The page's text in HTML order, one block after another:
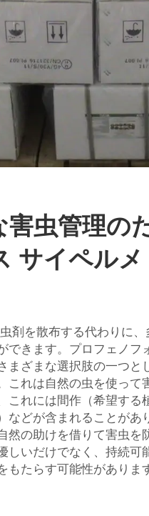
害虫管理の
サイペル
剤を散布する代わりに
できます。プロフェノフ
まざまな選択肢の一つと
これは自然の虫を使って
これには間作（希望する
などが含まれることがあ
然の助けを借りて害虫を
しいだけでなく、持続可
もたらす可能性がありま